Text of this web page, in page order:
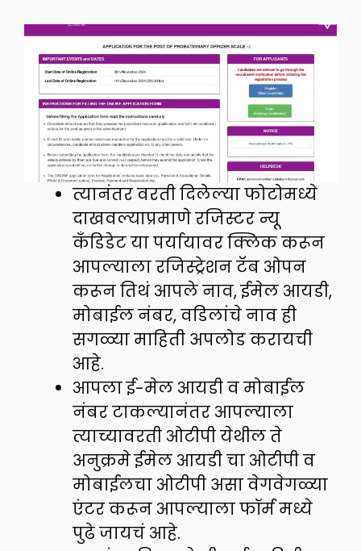
त्यानंतर वरती दिलेल्या फोटोमध्ये
दाखवल्याप्रमाणे रजिस्टर न्यू
कॅंडिडेट या पर्यायावर क्लिक करून
आपल्याला रजिस्ट्रेशन टॅब ओपन
करून तिथं आपले नाव, ईमेल आयडी,
मोबाईल नंबर, वडिलांचे नाव ही
सगळ्या माहिती अपलोड करायची
आहे.
आपला ई-मेल आयडी व मोबाईल
नंबर टाकल्यानंतर आपल्याला
त्याच्यावरती ओटीपी येथील ते
अनुक्रमे ईमेल आयडी चा ओटीपी व
मोबाईलचा ओटीपी असा वेगवेगळ्या
एंटर करून आपल्याला फॉर्म मध्ये
पुढे जायचं आहे.